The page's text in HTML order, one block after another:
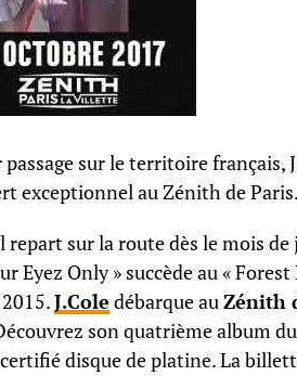
sur le territoire français,
exceptionnel au Zénith de Paris.
repart sur la route dès le mois
Eyez Only » succède au «
J.Cole débarque auZénith
son quatrième album
disque de platine. La